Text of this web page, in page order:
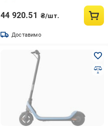
44 920.51 ₴/шт.
Доставимо